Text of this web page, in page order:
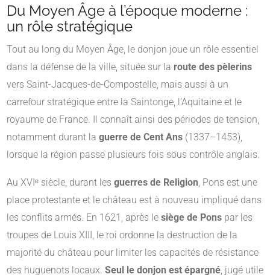
Du Moyen Âge à l’époque moderne :
un rôle stratégique
Tout au long du Moyen Âge, le donjon joue un rôle essentiel
dans la défense de la ville, située sur la route des pèlerins
vers Saint-Jacques-de-Compostelle, mais aussi à un
carrefour stratégique entre la Saintonge, l’Aquitaine et le
royaume de France. Il connaît ainsi des périodes de tension,
notamment durant la guerre de Cent Ans (1337–1453),
lorsque la région passe plusieurs fois sous contrôle anglais.
Au XVIᵉ siècle, durant les guerres de Religion , Pons est une
place protestante et le château est à nouveau impliqué dans
les conflits armés. En 1621, après le siège de Pons par les
troupes de Louis XIII, le roi ordonne la destruction de la
majorité du château pour limiter les capacités de résistance
des huguenots locaux. Seul le donjon est épargné , jugé utile